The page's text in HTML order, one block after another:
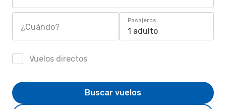
¿Cuándo?
Pasajeros
1 adulto
Vuelos directos
Buscar vuelos